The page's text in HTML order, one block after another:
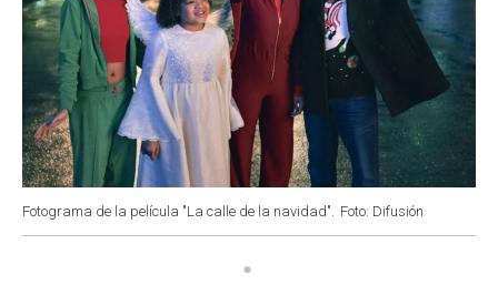
Fotograma de la película "La calle de la navidad". Foto: Difusión